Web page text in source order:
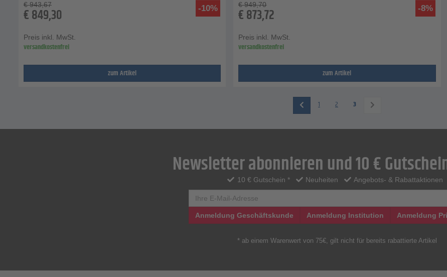
-10%
€ 943,67
€849,30
Preis inkl. MwSt.
versandkostenfrei
zum Artikel
-8%
€ 949,70
€873,72
Preis inkl. MwSt.
versandkostenfrei
zum Artikel
1 2 3
Newsletter abonnieren und 10 €
10 € Gutschein * Neuheiten Angebots- & Rabattaktionen
Anmeldung Geschäftskunde Anmeldung Institution Anmeldung
* ab einem Warenwert von 75€, gilt nicht für bereits rabattierte Artikel